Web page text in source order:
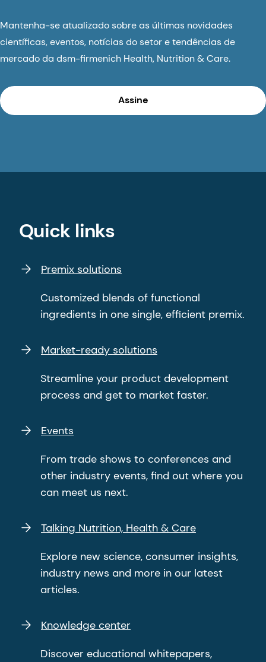
Mantenha-se atualizado sobre as últimas novidades
científicas, eventos, notícias do setor e tendências de
mercado da dsm-firmenich Health, Nutrition & Care.
Assine
Quick links
Premix solutions
Customized blends of functional
ingredients in one single, efficient premix.
Market-ready solutions
Streamline your product development
process and get to market faster.
Events
From trade shows to conferences and
other industry events, find out where you
can meet us next.
Talking Nutrition, Health & Care
Explore new science, consumer insights,
industry news and more in our latest
articles.
Knowledge center
Discover educational whitepapers,